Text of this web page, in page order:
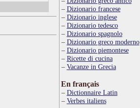
Dizionario francese
Dizionario inglese
Dizionario tedesco
Dizionario spagnolo
Dizionario greco moderno
Dizionario piemontese
Ricette di cucina
Vacanze in Grecia
En français
Dictionnaire Latin
Verbes italiens